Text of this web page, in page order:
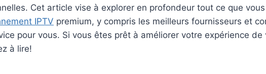
Cet article vise à explorer en profondeur tout ce que
IPTV premium, y compris les meilleurs fournisseurs et
pour vous. Si vous êtes prêt à améliorer votre expérience de
à lire!